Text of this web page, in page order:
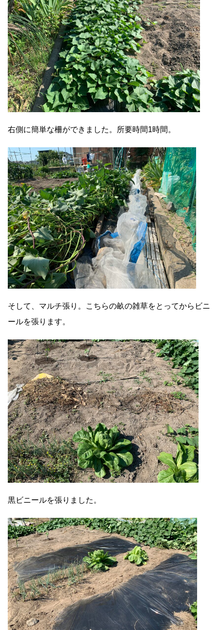
右側に簡単な柵ができました。所要時間1時間。
そして、マルチ張り。こちらの畝の雑草をとってからビニ
ールを張ります。
黒ビニールを張りました。